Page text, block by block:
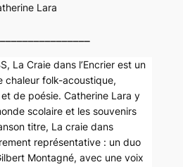
Lara
La Craie dans l’Encrierest un
chaleur folk-acoustique,
de poésie. Catherine Lara y
scolaire et les souvenirs
titre, La craie dans
représentative : un duo
Montagné, avec une voix